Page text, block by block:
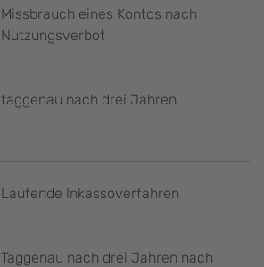
Missbrauch eines Kontos nach
Nutzungsverbot
taggenau nach drei Jahren
Laufende Inkassoverfahren
Taggenau nach drei Jahren nach